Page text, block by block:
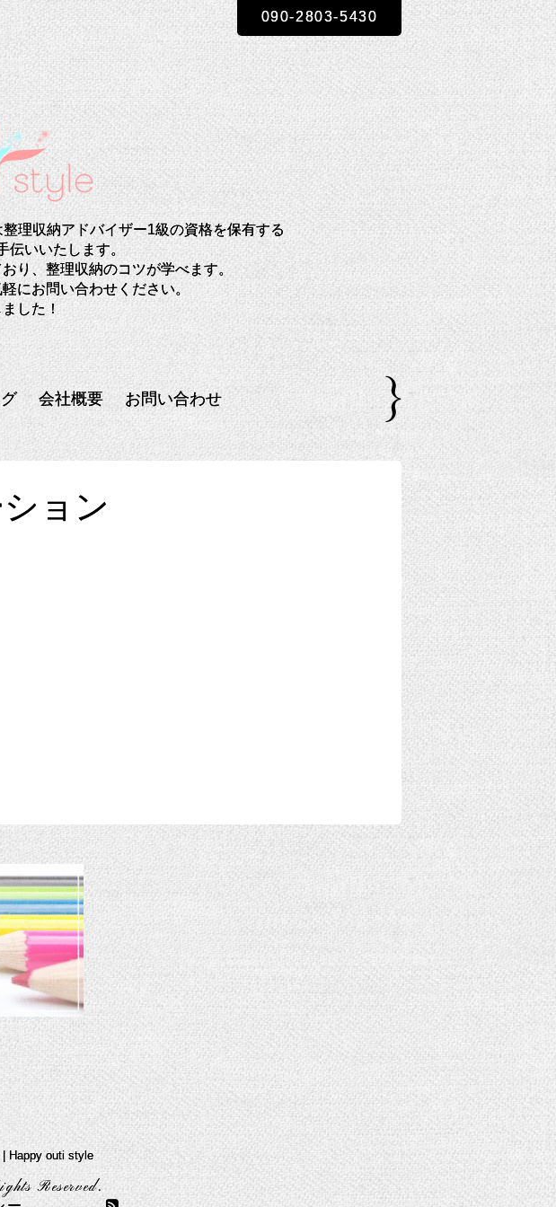
理収納アドバイザー1級の資格を保有する
伝いいたします。
り、整理収納のコツが学べます。
にお問い合わせください。
した！
090-2803-5430
会社概要 お問い合わせ
ョン
Happy outi style
Reserved.